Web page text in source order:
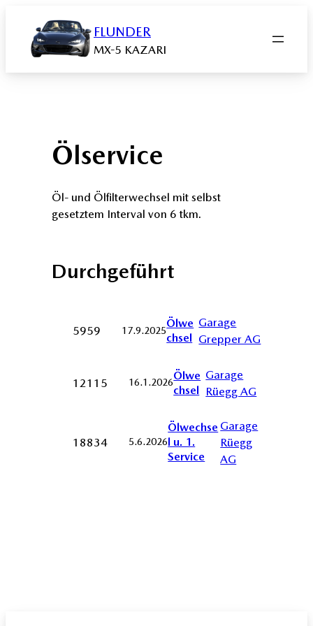
springen
FLUNDER
MX-5 KAZARI
Ölservice
Öl- und Ölfilterwechsel mit selbst
gesetztem Interval von 6 tkm.
Durchgeführt
5959 17.9.2025
Ölwe
chsel
Garage
Grepper AG
12115 16.1.2026
Ölwe
chsel
Garage
Rüegg AG
18834 5.6.2026
Ölwechse
l u. 1.
Service
Garage
Rüegg
AG